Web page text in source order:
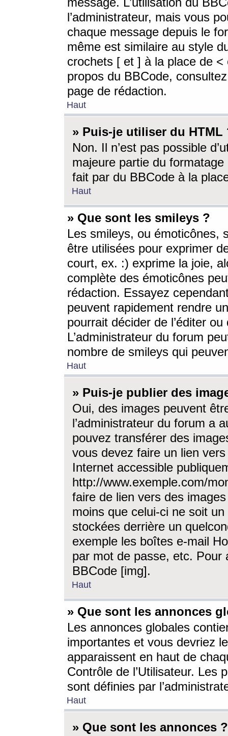
l’administrateur, mais vous
chaque message depuis le
même est similaire au style
crochets [ et ] à la place de <
propos du BBCode,
page de rédaction.
Haut
» Puis-je utiliser du HTML
Non. Il n’est pas possible
majeure partie du
fait par du BBCode à la
Haut
» Que sont les smileys ?
Les smileys, ou émoticônes,
être utilisées pour exprimer
court, ex. :) exprime la joie,
complète des émoticônes
rédaction. Essayez
peuvent rapidement rendre
pourrait décider de l’éditer
L’administrateur du forum
nombre de smileys qui
Haut
» Puis-je publier des
Oui, des images peuvent
l’administrateur du forum a
pouvez transférer des
vous devez faire un lien
Internet accessible
http://www.exemple.com/
faire de lien vers des
moins que celui-ci ne soit
stockées derrière un
exemple les boîtes e-mail
par mot de passe, etc. Pour
BBCode [img].
Haut
» Que sont les annonces
Les annonces globales
importantes et vous devriez
apparaissent en haut de
Contrôle de l’Utilisateur. Les
sont définies par
Haut
» Que sont les annonces ?